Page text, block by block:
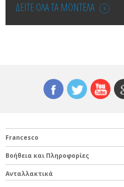
ΔΕΙΤΕ ΟΛΑ ΤΑ ΜΟΝΤΕΛΑ
Francesco
Βοήθεια και Πληροφορίες
Ανταλλακτικά